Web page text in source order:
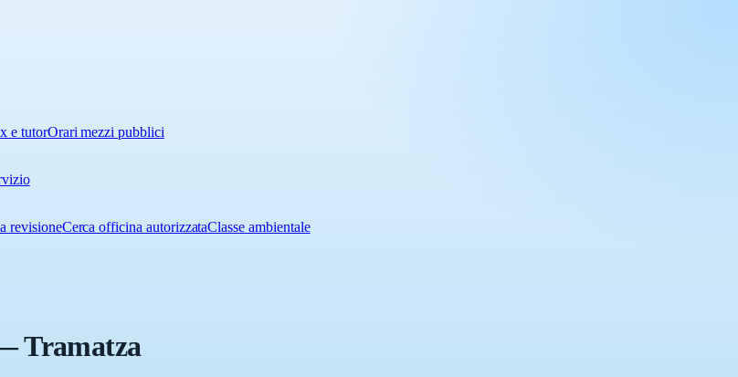
e tutorOrari mezzi pubblici
revisioneCerca officina autorizzataClasse ambientale
Tramatza